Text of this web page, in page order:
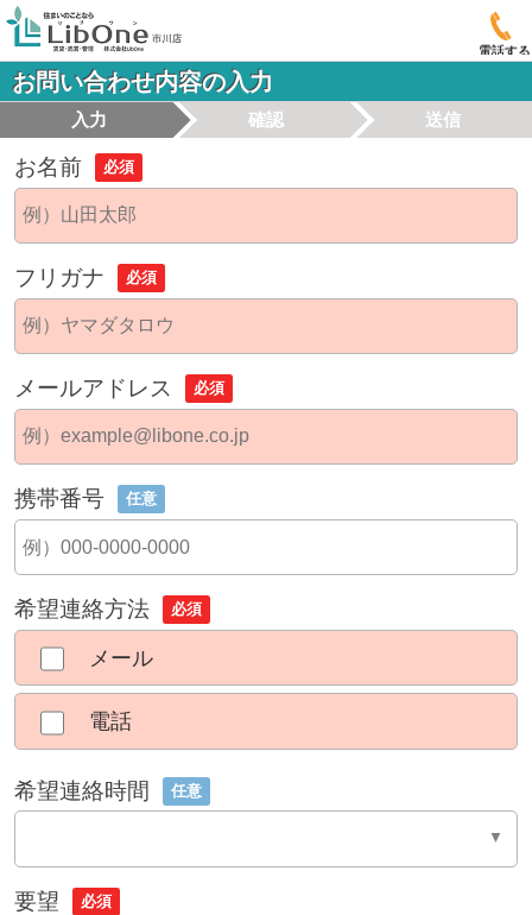
電話する
お問い合わせ内容の入力
入力 確認 送信
お名前 必須
フリガナ 必須
メールアドレス 必須
携帯番号 任意
希望連絡方法 必須
メール
電話
希望連絡時間 任意
要望 必須